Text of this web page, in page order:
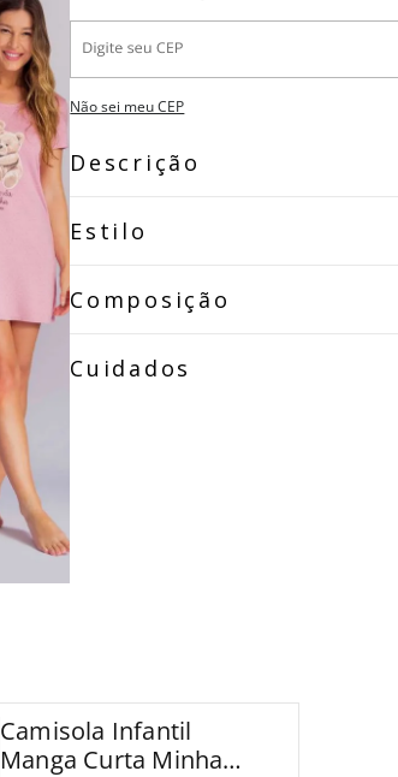
Não sei meu CEP
Descrição
Estilo
Composição
Cuidados
Camisola Infantil
Manga Curta Minha